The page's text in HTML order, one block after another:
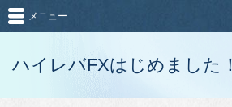
ハイレバFXはじめました！
メニュー